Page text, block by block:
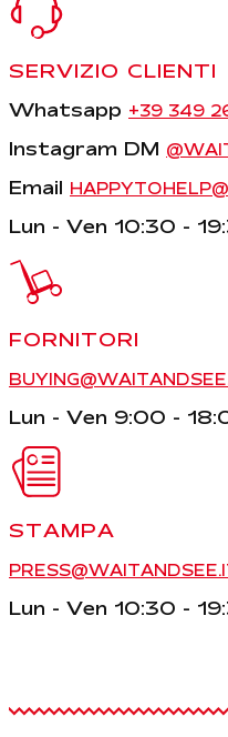
SERVIZIO CLIENTI
Whatsapp +39 349
Instagram DM
Email
Lun - Ven 10:30 -
FORNITORI
Lun - Ven 9:00 -
STAMPA
Lun - Ven 10:30 -